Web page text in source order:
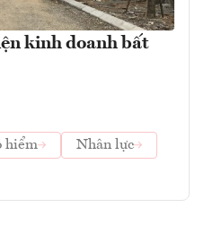
kinh doanh bất
hiểm
Nhân lực